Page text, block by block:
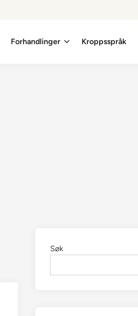
Forhandlinger Kroppsspråk
Søk